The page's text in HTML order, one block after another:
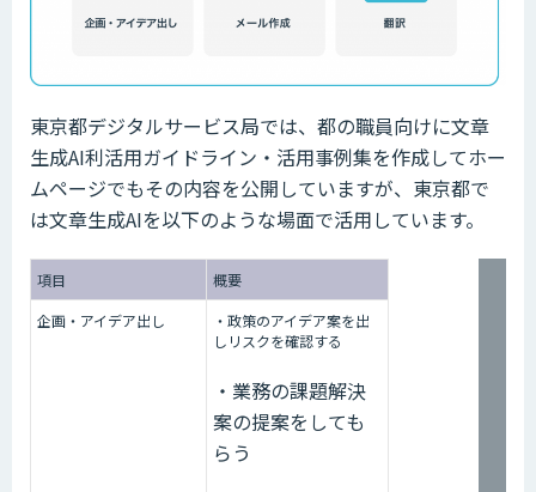
東京都デジタルサービス局では、都の職員向けに文章
生成AI利活用ガイドライン・活用事例集を作成してホー
ムページでもその内容を公開していますが、東京都で
は文章生成AIを以下のような場面で活用しています。
項目
概要
企画・アイデア出し
・政策のアイデア案を出
しリスクを確認する
・業務の課題解決
案の提案をしても
らう